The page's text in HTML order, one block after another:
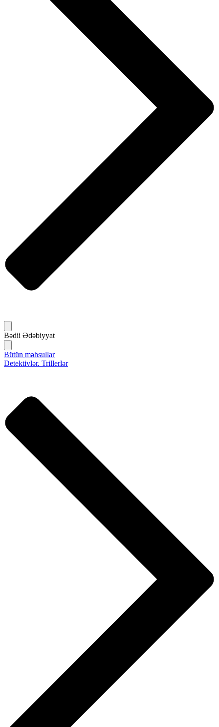
Bədii Ədəbiyyat
Bütün məhsullar
Detektivlər. Trillerlər